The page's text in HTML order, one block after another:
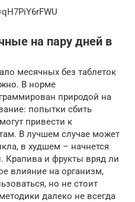
на пару дней в
месячных без таблеток
В норме
природой на
попытки сбить
привести к
В лучшем случае может
в худшем – начнется
Крапива и фрукты вряд ли
влияние на организм,
но не стоит
далеко не всегда